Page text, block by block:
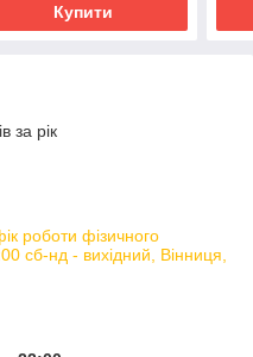
Купити
за рік
роботи фізичного
сб-нд - вихідний, Вінниця,